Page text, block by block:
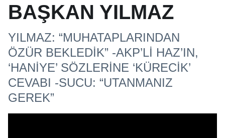
BAŞKAN YILMAZ
YILMAZ: “MUHATAPLARINDAN
ÖZÜR BEKLEDİK” -AKP’Lİ HAZ’IN,
‘HANİYE’ SÖZLERİNE ‘KÜRECİK’
CEVABI -SUCU: “UTANMANIZ
GEREK”